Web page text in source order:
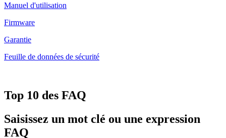
Manuel d'utilisation
Firmware
Garantie
Feuille de données de sécurité
Top 10 des FAQ
Saisissez un mot clé ou une expression
FAQ